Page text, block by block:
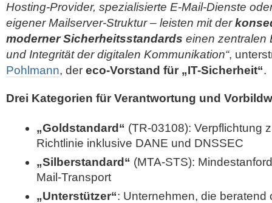
Hosting-Provider, spezialisierte E-Mail-Dienste
eigener Mailserver-Struktur – leisten mit der
moderner Sicherheitsstandards einen zentralen
und Integrität der digitalen Kommunikation“,
Pohlmann, der eco-Vorstand für „IT-Sicherheit“.
Drei Kategorien für Verantwortung und
„Goldstandard“ (TR-03108): Verpflichtung
Richtlinie inklusive DANE und DNSSEC
„Silberstandard“ (MTA-STS):
Mail-Transport
„Unterstützer“: Unternehmen, die beratend